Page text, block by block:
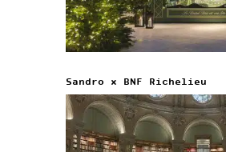
Sandro x BNF Richelieu